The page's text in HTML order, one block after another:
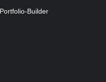
Portfolio-Builder